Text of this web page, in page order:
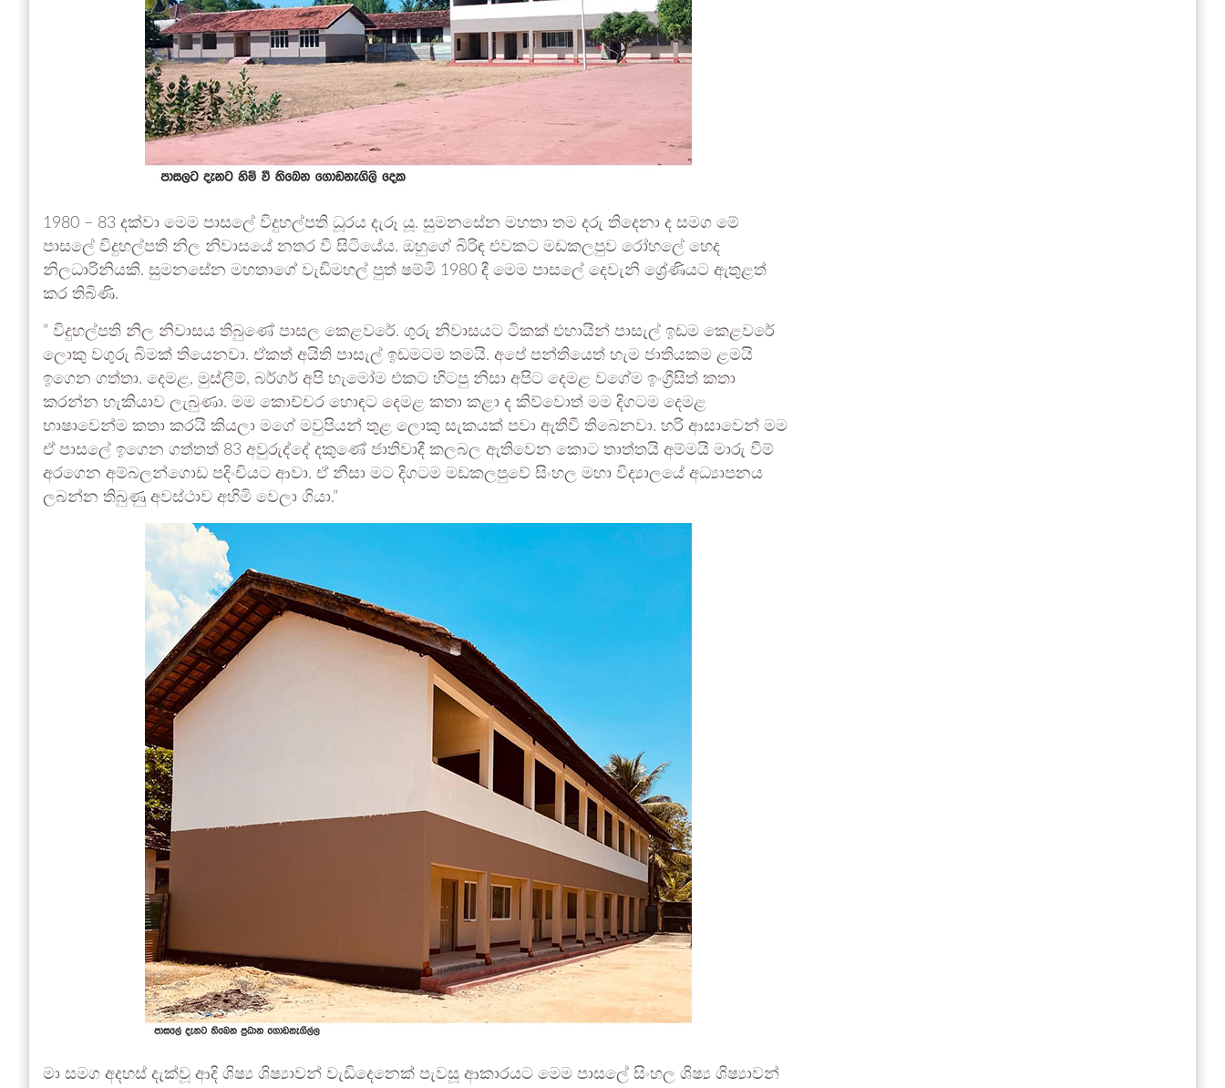
1980 – 83 දක්වා මෙම පාසලේ විදුහල්පති ධූරය දැරූ යූ. සුමනසේන මහතා තම දරු තිදෙනා ද සමග මේ
පාසලේ විදුහල්පති නිල නිවාසයේ නතර වී සිටියේය. ඔහුගේ බිරිඳ එවකට මඩකලපුව රෝහලේ හෙද
නිලධාරිනියකි. සුමනසේන මහතාගේ වැඩිමහල් පුත් ෂම්මි 1980 දී මෙම පාසලේ දෙවැනි ශ්‍රේණියට ඇතුළත්
කර තිබිණි.
” විදුහල්පති නිල නිවාසය තිබුණේ පාසල කෙළවරේ. ගුරු නිවාසයට ටිකක් එහායින් පාසැල් ඉඩම කෙළවරේ
ලොකු වගුරු බිමක් තියෙනවා. ඒකත් අයිති පාසැල් ඉඩමටම තමයි. අපේ පන්තියෙත් හැම ජාතියකම ළමයි
ඉගෙන ගත්තා. දෙමළ, මුස්ලිම්, බර්ගර් අපි හැමෝම එකට හිටපු නිසා අපිට දෙමළ වගේම ඉංග්‍රීසිත් කතා
කරන්න හැකියාව ලැබුණා. මම කොච්චර හොඳට දෙමළ කතා කළා ද කිව්වොත් මම දිගටම දෙමළ
භාෂාවෙන්ම කතා කරයි කියලා මගේ මවුපියන් තුළ ලොකු සැකයක් පවා ඇතිවී තිබෙනවා. හරි ආසාවෙන් මම
ඒ පාසලේ ඉගෙන ගත්තත් 83 අවුරුද්දේ දකුණේ ජාතිවාදී කලබල ඇතිවෙන කොට තාත්තයි අම්මයි මාරු වීම්
අරගෙන අම්බලන්ගොඩ පදිංචියට ආවා. ඒ නිසා මට දිගටම මඩකලපුවේ සිංහල මහා විද්‍යාලයේ අධ්‍යාපනය
ලබන්න තිබුණු අවස්ථාව අහිමි වෙලා ගියා.”
මා සමග අදහස් දැක්වූ ආදි ශිෂ්‍ය ශිෂ්‍යාවන් වැඩිදෙනෙක් පැවසූ ආකාරයට මෙම පාසලේ සිංහල ශිෂ්‍ය ශිෂ්‍යාවන්